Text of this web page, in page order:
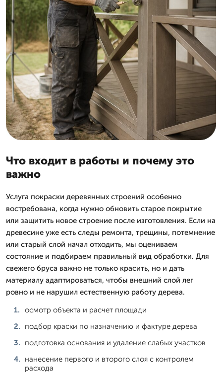
Что входит в работы и почему это
важно
Услуга покраски деревянных строений особенно
востребована, когда нужно обновить старое покрытие
или защитить новое строение после изготовления. Если на
древесине уже есть следы ремонта, трещины, потемнение
или старый слой начал отходить, мы оцениваем
состояние и подбираем правильный вид обработки. Для
свежего бруса важно не только красить, но и дать
материалу адаптироваться, чтобы внешний слой лег
ровно и не нарушил естественную работу дерева.
осмотр объекта и расчет площади
подбор краски по назначению и фактуре дерева
подготовка основания и удаление слабых участков
нанесение первого и второго слоя с контролем
расхода